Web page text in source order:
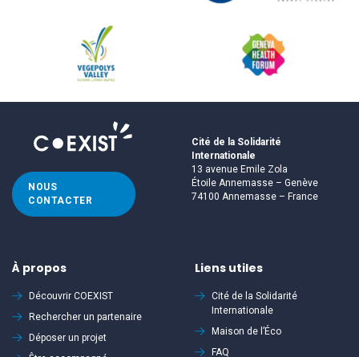
NOUS
CONTACTER
Cité de la Solidarité
Internationale
13 avenue Emile Zola
Étoile Annemasse – Genève
74100 Annemasse – France
À propos
Découvrir COEXIST
Rechercher un partenaire
Déposer un projet
Liens utiles
Cité de la Solidarité
Internationale
Maison de l’Éco
FAQ